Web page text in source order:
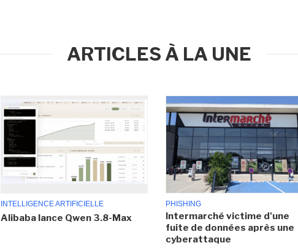
ARTICLES À LA UNE
INTELLIGENCE ARTIFICIELLE
Alibaba lance Qwen 3.8-Max
PHISHING
Intermarché victime d'une
fuite de données après une
cyberattaque